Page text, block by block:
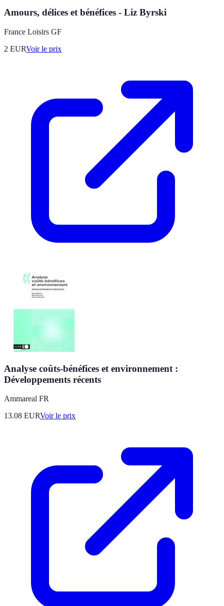
Amours, délices et bénéfices - Liz Byrski
France Loisirs GF
2 EURVoir le prix
Analyse coûts-bénéfices et environnement :
Développements récents
Ammareal FR
13.08 EURVoir le prix